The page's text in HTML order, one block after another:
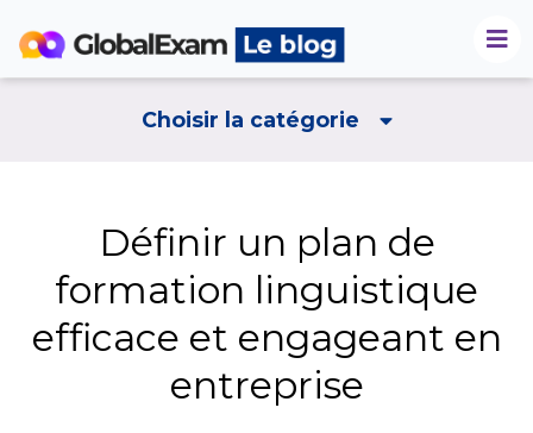
Choisir la catégorie
Définir un plan de
formation linguistique
efficace et engageant en
entreprise